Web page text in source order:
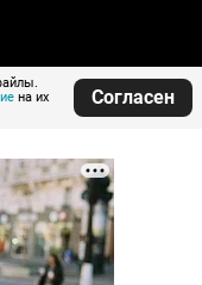
на их
Согласен